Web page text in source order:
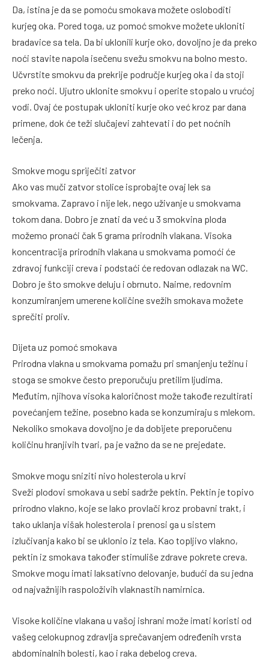
Da, istina je da se pomoću smokava možete osloboditi
kurjeg oka. Pored toga, uz pomoć smokve možete ukloniti
bradavice sa tela. Da bi uklonili kurje oko, dovoljno je da preko
noći stavite napola isečenu svežu smokvu na bolno mesto.
Učvrstite smokvu da prekrije područje kurjeg oka i da stoji
preko noći. Ujutro uklonite smokvu i operite stopalo u vrućoj
vodi. Ovaj će postupak ukloniti kurje oko već kroz par dana
primene, dok će teži slučajevi zahtevati i do pet noćnih
lečenja.
Smokve mogu spriječiti zatvor
Ako vas muči zatvor stolice isprobajte ovaj lek sa
smokvama. Zapravo i nije lek, nego uživanje u smokvama
tokom dana. Dobro je znati da već u 3 smokvina ploda
možemo pronaći čak 5 grama prirodnih vlakana. Visoka
koncentracija prirodnih vlakana u smokvama pomoći će
zdravoj funkciji creva i podstaći će redovan odlazak na WC.
Dobro je što smokve deluju i obrnuto. Naime, redovnim
konzumiranjem umerene količine svežih smokava možete
sprečiti proliv.
Dijeta uz pomoć smokava
Prirodna vlakna u smokvama pomažu pri smanjenju težinu i
stoga se smokve često preporučuju pretilim ljudima.
Međutim, njihova visoka kaloričnost može takođe rezultirati
povećanjem težine, posebno kada se konzumiraju s mlekom.
Nekoliko smokava dovoljno je da dobijete preporučenu
količinu hranjivih tvari, pa je važno da se ne prejedate.
Smokve mogu sniziti nivo holesterola u krvi
Sveži plodovi smokava u sebi sadrže pektin. Pektin je topivo
prirodno vlakno, koje se lako provlači kroz probavni trakt, i
tako uklanja višak holesterola i prenosi ga u sistem
izlučivanja kako bi se uklonio iz tela. Kao topljivo vlakno,
pektin iz smokava također stimuliše zdrave pokrete creva.
Smokve mogu imati laksativno delovanje, budući da su jedna
od najvažnijih raspoloživih vlaknastih namirnica.
Visoke količine vlakana u vašoj ishrani može imati koristi od
vašeg celokupnog zdravlja sprečavanjem određenih vrsta
abdominalnih bolesti, kao i raka debelog creva.